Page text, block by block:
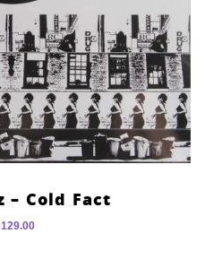
– Cold Fact
129.00